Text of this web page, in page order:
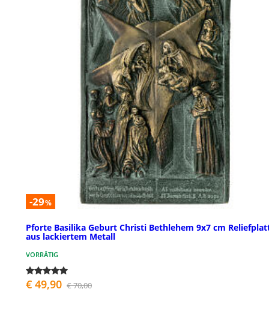
-29%
Pforte Basilika Geburt Christi Bethlehem 9x7 cm
aus lackiertem Metall
VORRÄTIG
€ 49,90 € 70,00